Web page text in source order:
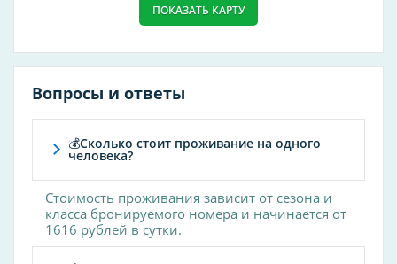
Подводный душ - массаж
Контрастный душ
Газолечение
Карбокситерапия
Гальваногрязелечение
Грязевые аппликации
Грязевые ванны
ПОКАЗАТЬ КАРТУ
Вопросы и ответы
💰Сколько стоит проживание на одного
человека?
Стоимость проживания зависит от сезона и
класса бронируемого номера и начинается от
1616 рублей в сутки.